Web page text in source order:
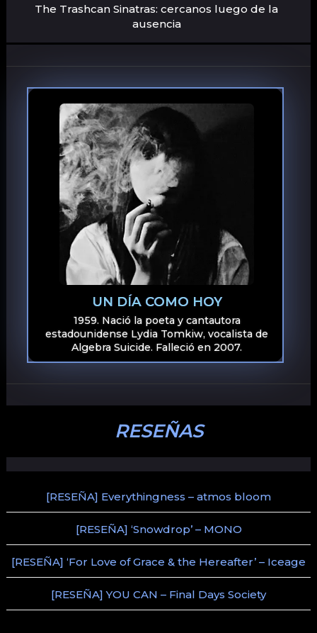
The Trashcan Sinatras: cercanos luego de la
ausencia
UN DÍA COMO HOY
1959. Nació la poeta y cantautora
estadounidense Lydia Tomkiw, vocalista de
Algebra Suicide. Falleció en 2007.
RESEÑAS
[RESEÑA] Everythingness – atmos bloom
[RESEÑA] ‘Snowdrop’ – MONO
[RESEÑA] ‘For Love of Grace & the Hereafter’ – Iceage
[RESEÑA] YOU CAN – Final Days Society